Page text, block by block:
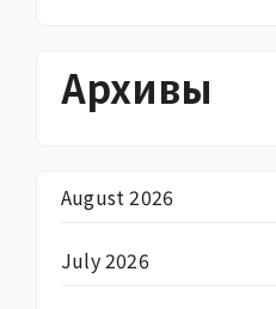
Архивы
August 2026
July 2026